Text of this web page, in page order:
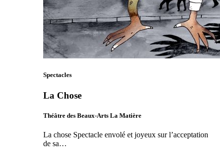
Spectacles
La Chose
Théâtre des Beaux-Arts La Matière
La chose Spectacle envolé et joyeux sur l’acceptation
de sa…